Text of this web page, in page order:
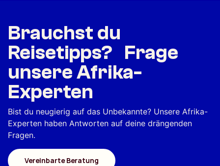
Brauchst du
Reisetipps? Frage
unsere Afrika-
Experten
Bist du neugierig auf das Unbekannte? Unsere Afrika-
Experten haben Antworten auf deine drängenden
Fragen.
Vereinbarte Beratung